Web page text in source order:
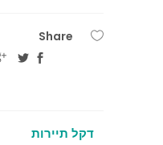
Share
דקל תיירות